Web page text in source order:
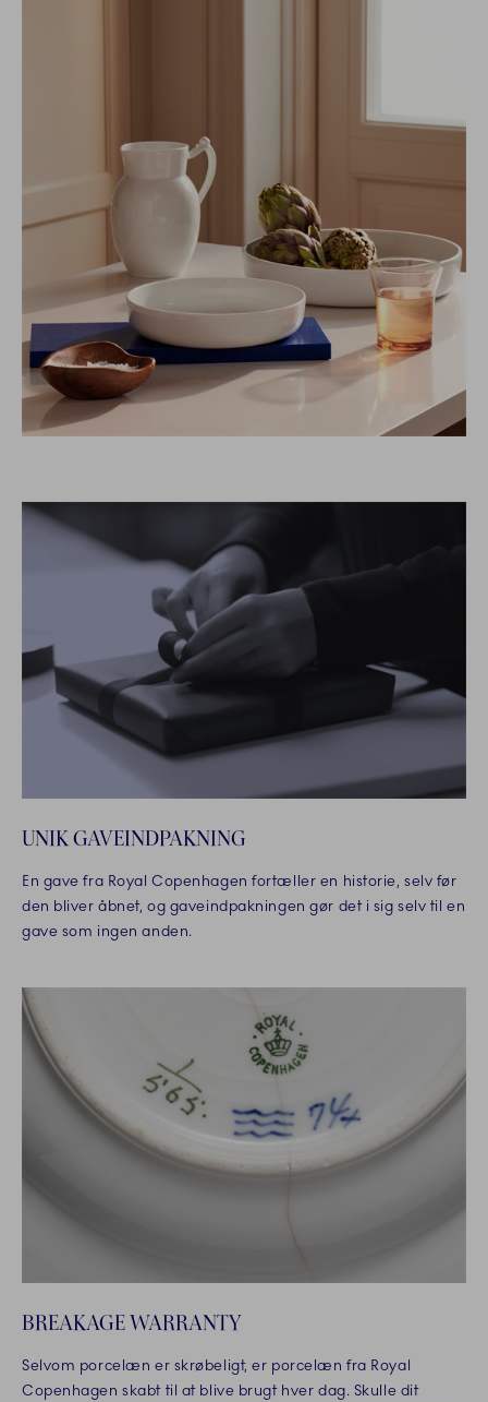
UNIK GAVEINDPAKNING
En gave fra Royal Copenhagen fortæller en historie, selv før
den bliver åbnet, og gaveindpakningen gør det i sig selv til en
gave som ingen anden.
BREAKAGE WARRANTY
Selvom porcelæn er skrøbeligt, er porcelæn fra Royal
Copenhagen skabt til at blive brugt hver dag. Skulle dit